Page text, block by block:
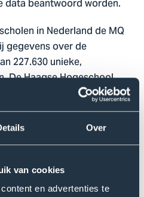
Over
van cookies
en advertenties te
beantwoord worden.
in Nederland de MQ
gegevens over de
227.630 unieke,
De Haagse Hogeschool
van de Coronapandemie
van kinderen en naar het
Status (SES)
zien dat een lagere